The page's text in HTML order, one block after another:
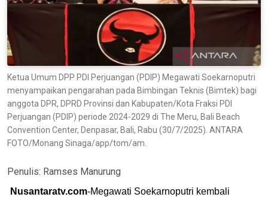
Ketua Umum DPP PDI Perjuangan (PDIP) Megawati Soekarnoputri
menyampaikan pengarahan pada Bimbingan Teknis (Bimtek) bagi
anggota DPR, DPRD Provinsi dan Kabupaten/Kota Fraksi PDI
Perjuangan (PDIP) periode 2024-2029 di The Meru, Bali Beach
Convention Center, Denpasar, Bali, Rabu (30/7/2025). ANTARA
FOTO/Monang Sinaga/app/tom/am.
Penulis: Ramses Manurung
Nusantaratv.com-Megawati Soekarnoputri kembali